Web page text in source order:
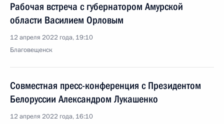
Рабочая встреча с губернатором Амурской
области Василием Орловым
12 апреля 2022 года, 19:10
Благовещенск
Совместная пресс-конференция с Президентом
Белоруссии Александром Лукашенко
12 апреля 2022 года, 16:10